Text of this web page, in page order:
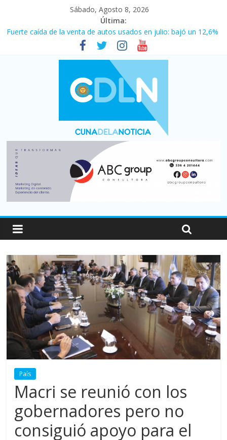
Sábado, Agosto 8, 2026
Última:
Fuerte caída de la venta de autos usados en julio: bajó un 12,6%
Central venció 1 a 0 al River de Coudet en el Monumental
La morosidad alcanzó su nivel más alto en dos décadas y ya
afecta a 400 mil deudores en Santa Fe
Desde que asumió Milei cerraron 41.000 kioscos: el sector
denuncia crisis como en 2001
Vacaciones de invierno con más movimiento y consumo
turístico: 4,6 millones de personas viajaron por el país, un 5,9%
País
Macri se reunió con los
gobernadores pero no
consiguió apoyo para el